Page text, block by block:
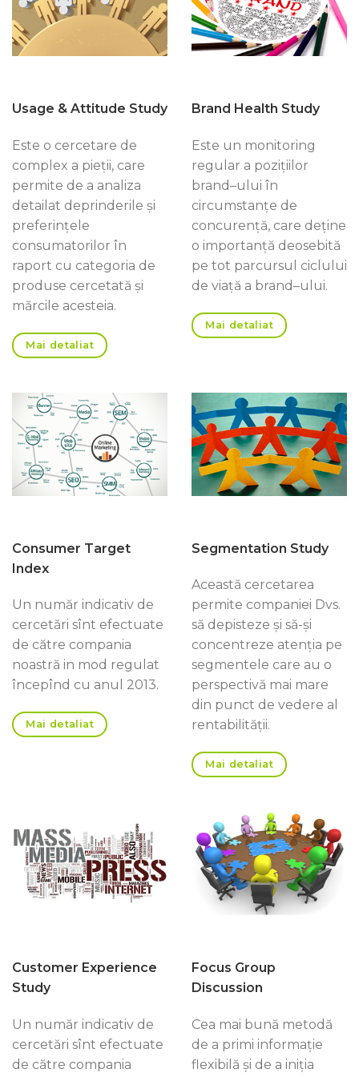
Usage & Attitude Study
Este o cercetare de
complex a pieţii, care
permite de a analiza
detailat deprinderile şi
preferinţele
consumatorilor în
raport cu categoria de
produse cercetată şi
mărcile acesteia.
Mai detaliat
Brand Health Study
Este un monitoring
regular a poziţiilor
brand–ului în
circumstanţe de
concurenţă, care deţine
o importanţă deosebită
pe tot parcursul ciclului
de viaţă a brand–ului.
Mai detaliat
Consumer Target
Index
Un număr indicativ de
cercetări sînt efectuate
de către compania
noastră in mod regulat
începînd cu anul 2013.
Mai detaliat
Segmentation Study
Această cercetarea
permite companiei Dvs.
să depisteze şi să-şi
concentreze atenţia pe
segmentele care au o
perspectivă mai mare
din punct de vedere al
rentabilităţii.
Mai detaliat
Customer Experience
Study
Un număr indicativ de
cercetări sînt efectuate
de către compania
Focus Group
Discussion
Cea mai bună metodă
de a primi informaţie
flexibilă şi de a iniţia